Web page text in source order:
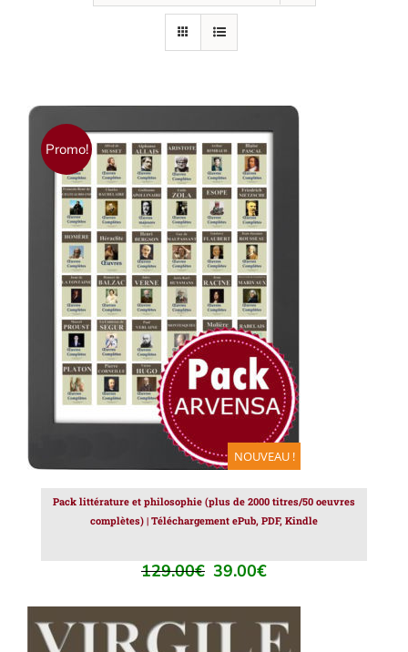
Promo!
NOUVEAU !
AJOUTER AU PANIER / DÉTAILS
Pack littérature et philosophie (plus de 2000 titres/50 oeuvres
complètes) | Téléchargement ePub, PDF, Kindle
129.00€ Le
initial
39.00€Le
actuel
est :